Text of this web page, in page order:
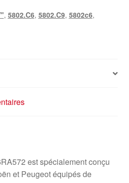
, 5802.C6, 5802.C9, 5802c6,
est spécialement conçu
et Peugeot équipés de